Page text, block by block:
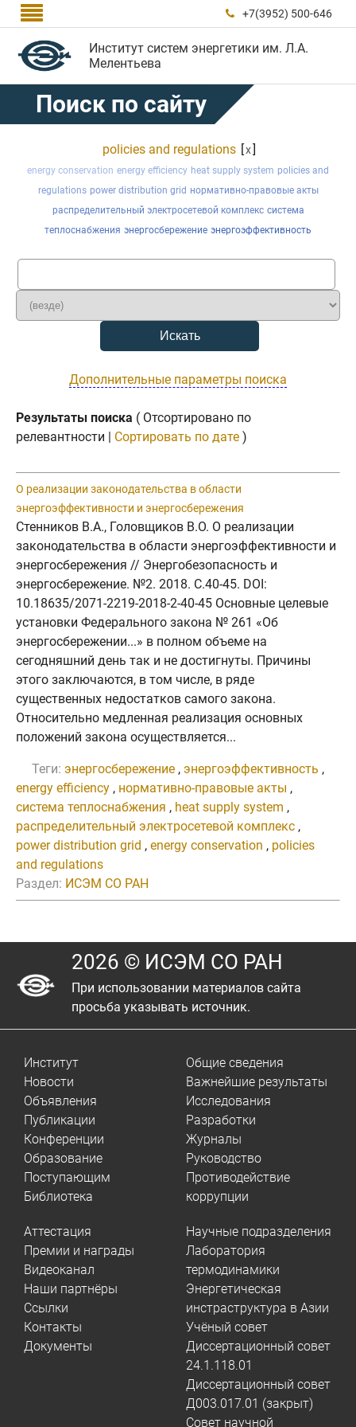
  +7(3952) 500-646
Институт систем энергетики им. Л.А.
Мелентьева
Поиск по сайту
policies and regulations [x]
energy conservation energy efficiency heat supply system policies and
regulations power distribution grid нормативно-правовые акты
распределительный электросетевой комплекс система
теплоснабжения энергосбережение энергоэффективность
Дополнительные параметры поиска
Результаты поиска ( Отсортировано по
релевантности | Сортировать по дате )
О реализации законодательства в области
энергоэффективности и энергосбережения
Стенников В.А., Головщиков В.О. О реализации
законодательства в области энергоэффективности и
энергосбережения // Энергобезопасность и
энергосбережение. №2. 2018. C.40-45. DOI:
10.18635/2071-2219-2018-2-40-45 Основные целевые
установки Федерального закона № 261 «Об
энергосбережении...» в полном объеме на
сегодняшний день так и не достигнуты. Причины
этого заключаются, в том числе, в ряде
существенных недостатков самого закона.
Относительно медленная реализация основных
положений закона осуществляется...
Теги: энергосбережение , энергоэффективность ,
energy efficiency , нормативно-правовые акты ,
система теплоснабжения , heat supply system ,
распределительный электросетевой комплекс ,
power distribution grid , energy conservation , policies
and regulations
Раздел: ИСЭМ СО РАН
2026 © ИСЭМ СО РАН
При использовании материалов сайта
просьба указывать источник.
Институт
Новости
Объявления
Публикации
Конференции
Образование
Поступающим
Библиотека
Общие сведения
Важнейшие результаты
Исследования
Разработки
Журналы
Руководство
Противодействие
коррупции
Аттестация
Премии и награды
Видеоканал
Наши партнёры
Ссылки
Контакты
Документы
Научные подразделения
Лаборатория
термодинамики
Энергетическая
инстраструктура в Азии
Учёный совет
Диссертационный совет
24.1.118.01
Диссертационный совет
Д003.017.01 (закрыт)
Совет научной